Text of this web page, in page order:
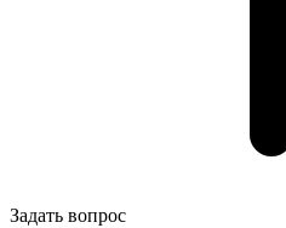
Задать вопрос